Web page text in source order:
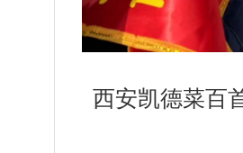
西安凯德菜百